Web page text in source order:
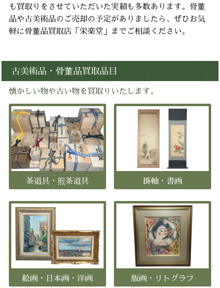
も買取りをさせていただいた実績も多数あります。 骨董
品や古美術品のご売却の予定がありましたら、ぜひお気
軽に骨董品買取店「栄楽堂」までご相談ください。
古美術品・骨董品買取品目
懐かしい物や古い物を買取りいたします。
茶道具・煎茶道具 掛軸・書画
絵画・日本画・洋画 版画・リトグラフ